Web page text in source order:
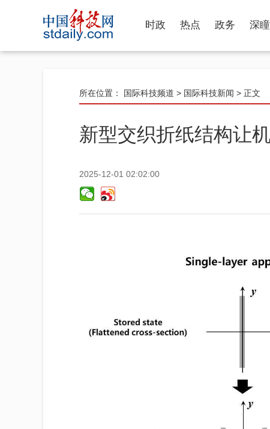
时政 热点 政务 深瞳
所在位置： 国际科技频道 > 国际科技新闻 > 正文
新型交织折纸结构让
2025-12-01 02:02:00